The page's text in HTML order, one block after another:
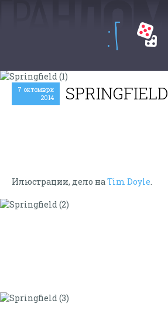
:Г
7 октомври
2014
SPRINGFIELD
Илюстрации, дело наTim Doyle.